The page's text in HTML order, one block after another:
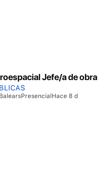
Jefe/a de obra
PresencialHace 8 d